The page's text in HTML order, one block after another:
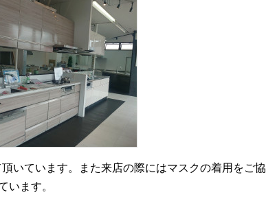
いています。また来店の際にはマスクの着用をご協
います。